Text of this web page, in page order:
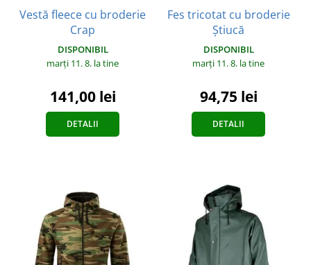
Vestă fleece cu broderie
Crap
DISPONIBIL
marți 11. 8. la tine
141,00 lei
DETALII
Fes tricotat cu broderie
Știucă
DISPONIBIL
marți 11. 8. la tine
94,75 lei
DETALII